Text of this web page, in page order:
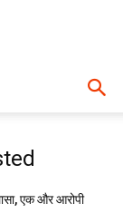
एक और आरोपी